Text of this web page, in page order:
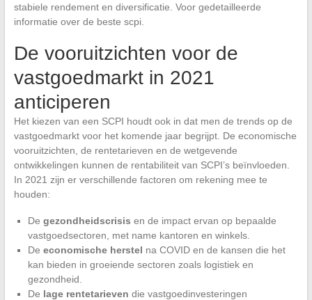
stabiele rendement en diversificatie. Voor gedetailleerde
informatie over de beste scpi.
De vooruitzichten voor de
vastgoedmarkt in 2021
anticiperen
Het kiezen van een SCPI houdt ook in dat men de trends op de
vastgoedmarkt voor het komende jaar begrijpt. De economische
vooruitzichten, de rentetarieven en de wetgevende
ontwikkelingen kunnen de rentabiliteit van SCPI’s beïnvloeden.
In 2021 zijn er verschillende factoren om rekening mee te
houden:
De gezondheidscrisis en de impact ervan op bepaalde
vastgoedsectoren, met name kantoren en winkels.
De economische herstel na COVID en de kansen die het
kan bieden in groeiende sectoren zoals logistiek en
gezondheid.
De lage rentetarieven die vastgoedinvesteringen